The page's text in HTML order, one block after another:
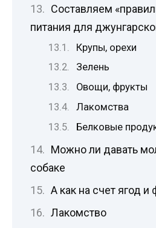
Составляем
питания для
Крупы, орехи
Зелень
Овощи, фрукты
Лакомства
Белковые
Можно ли давать
собаке
А как на счет ягод и
Лакомство